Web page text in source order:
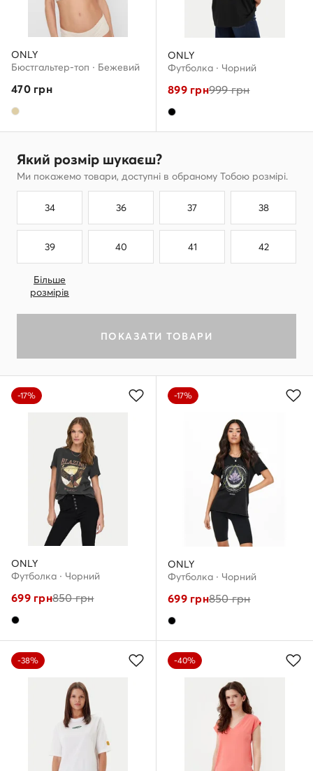
ONLY
Бюстгальтер-топ · Бежевий
470грн
ONLY
Футболка · Чорний
899грн999грн
Який розмір шукаєш?
Ми покажемо товари, доступні в обраному Тобою розмірі.
34 36 37 38
39 40 41 42
Більше
розмірів
ПОКАЗАТИ ТОВАРИ
-17%
ONLY
Футболка · Чорний
699грн850грн
-17%
ONLY
Футболка · Чорний
699грн850грн
-38% -40%